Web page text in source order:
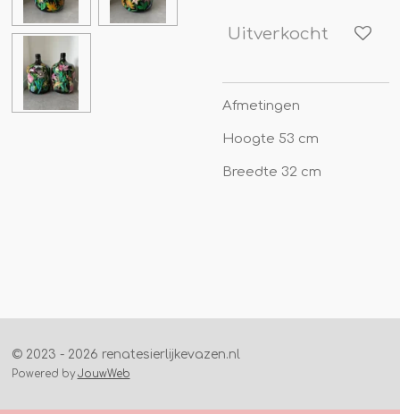
Uitverkocht
Afmetingen
Hoogte 53 cm
Breedte 32 cm
© 2023 - 2026 renatesierlijkevazen.nl
Powered byJouwWeb